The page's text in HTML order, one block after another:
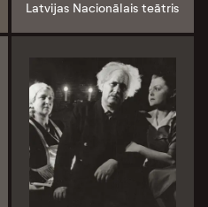
Latvijas Nacionālais teātris